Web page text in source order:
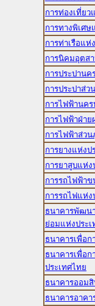
การท่องเที่ยว
การทางพิเศษ
การท่าเรือแห่
การนิคมอุตส
การประปานค
การประปาส่ว
การไฟฟ้านคร
การไฟฟ้าฝ่า
การไฟฟ้าส่ว
การยางแห่งป
การยาสูบแห่ง
การรถไฟฟ้า
การรถไฟแห่ง
ธนาคารพัฒน
ย่อมแห่งประ
ธนาคารเพื่อ
ธนาคารเพื่อก
ประเทศไทย
ธนาคารออม
ธนาคารอาคา